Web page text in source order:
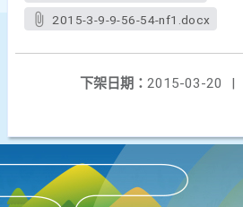
2015-3-9-9-56-54-nf1.docx
下架日期： 2015-03-20
|